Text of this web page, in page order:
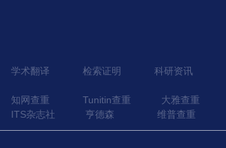
学术翻译 检索证明
科研资讯
知网查重 Tunitin查重
大雅查重
ITS杂志社 亨德森 维普查重